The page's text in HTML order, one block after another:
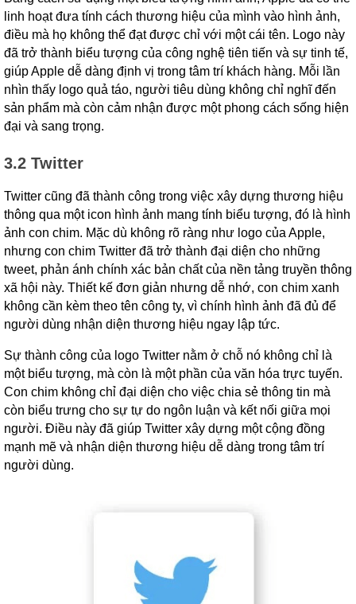
linh hoạt đưa tính cách thương hiệu của mình vào hình ảnh,
điều mà họ không thể đạt được chỉ với một cái tên. Logo này
đã trở thành biểu tượng của công nghệ tiên tiến và sự tinh tế,
giúp Apple dễ dàng định vị trong tâm trí khách hàng. Mỗi lần
nhìn thấy logo quả táo, người tiêu dùng không chỉ nghĩ đến
sản phẩm mà còn cảm nhận được một phong cách sống hiện
đại và sang trọng.
3.2 Twitter
Twitter cũng đã thành công trong việc xây dựng thương hiệu
thông qua một icon hình ảnh mang tính biểu tượng, đó là hình
ảnh con chim. Mặc dù không rõ ràng như logo của Apple,
nhưng con chim Twitter đã trở thành đại diện cho những
tweet, phản ánh chính xác bản chất của nền tảng truyền thông
xã hội này. Thiết kế đơn giản nhưng dễ nhớ, con chim xanh
không cần kèm theo tên công ty, vì chính hình ảnh đã đủ để
người dùng nhận diện thương hiệu ngay lập tức.
Sự thành công của logo Twitter nằm ở chỗ nó không chỉ là
một biểu tượng, mà còn là một phần của văn hóa trực tuyến.
Con chim không chỉ đại diện cho việc chia sẻ thông tin mà
còn biểu trưng cho sự tự do ngôn luận và kết nối giữa mọi
người. Điều này đã giúp Twitter xây dựng một cộng đồng
mạnh mẽ và nhận diện thương hiệu dễ dàng trong tâm trí
người dùng.